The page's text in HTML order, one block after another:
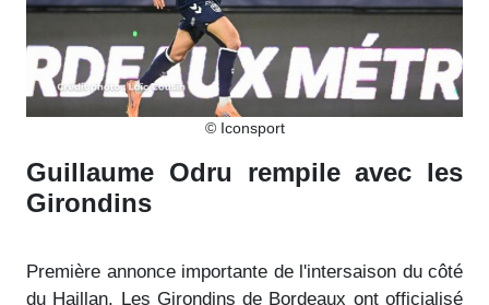
© Iconsport
Guillaume Odru rempile avec les
Girondins
Première annonce importante de l'intersaison du côté
du Haillan. Les Girondins de Bordeaux ont officialisé